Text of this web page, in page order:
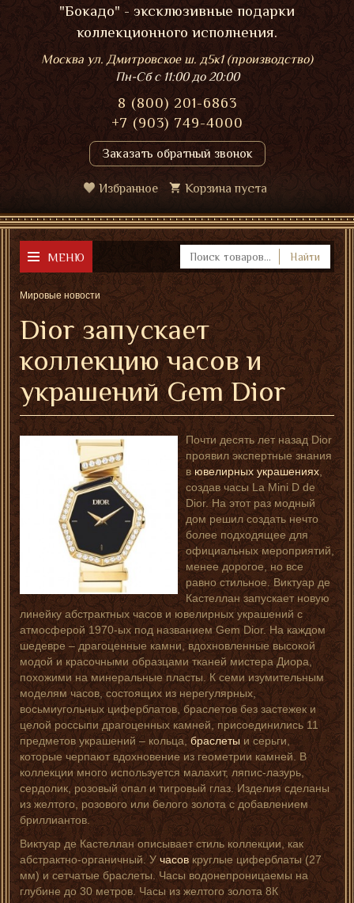
"Бокадо" - эксклюзивные подарки
коллекционного исполнения.
Москва ул. Дмитровское ш. д5к1 (производство)
Пн-Сбс 11:00 до 20:00
8 (800) 201-6863
+7 (903) 749-4000
Заказать обратный звонок
Избранное Корзина пуста
МЕНЮ Найти
Мировые новости
Dior запускает
коллекцию часов и
украшений Gem Dior
Почти десять лет назад Dior
проявил экспертные знания
вювелирных украшениях
создав часы La Mini D de
Dior. На этот раз модный
дом решил создать нечто
более подходящее для
официальных мероприятий,
менее дорогое, но все
равно стильное. Виктуар де
Кастеллан запускает новую
линейку абстрактных часов и ювелирных украшений с
атмосферой 1970-ых под названием Gem Dior. На каждом
шедевре – драгоценные камни, вдохновленные высокой
модой и красочными образцами тканей мистера Диора,
похожими на минеральные пласты. К семи изумительным
моделям часов, состоящих из нерегулярных,
восьмиугольных циферблатов, браслетов без застежек и
целой россыпи драгоценных камней, присоединились 11
предметов украшений – кольца,браслеты и серьги,
которые черпают вдохновение из геометрии камней. В
коллекции много используется малахит, ляпис-лазурь,
сердолик, розовый опал и тигровый глаз. Изделия сделаны
из желтого, розового или белого золота с добавлением
бриллиантов.
Виктуар де Кастеллан описывает стиль коллекции, как
абстрактно-органичный. Учасовкруглые циферблаты (27
мм) и сетчатые браслеты. Часы водонепроницаемы на
глубине до 30 метров. Часы из желтого золота 8К